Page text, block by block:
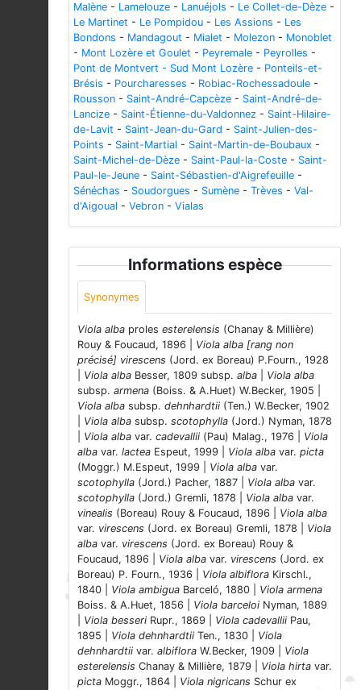
Malène - Lamelouze - Lanuéjols - Le Collet-de-Dèze -
Le Martinet - Le Pompidou - Les Assions - Les
Bondons - Mandagout - Mialet - Molezon - Monoblet
- Mont Lozère et Goulet - Peyremale - Peyrolles -
Pont de Montvert - Sud Mont Lozère - Ponteils-et-
Brésis - Pourcharesses - Robiac-Rochessadoule -
Rousson - Saint-André-Capcèze - Saint-André-de-
Lancize - Saint-Étienne-du-Valdonnez - Saint-Hilaire-
de-Lavit - Saint-Jean-du-Gard - Saint-Julien-des-
Points - Saint-Martial - Saint-Martin-de-Boubaux -
Saint-Michel-de-Dèze - Saint-Paul-la-Coste - Saint-
Paul-le-Jeune - Saint-Sébastien-d'Aigrefeuille -
Sénéchas - Soudorgues - Sumène - Trèves - Val-
d'Aigoual - Vebron - Vialas
Informations espèce
Synonymes
Viola alba proles esterelensis (Chanay & Millière)
Rouy & Foucaud, 1896 | Viola alba [rang non
précisé] virescens (Jord. ex Boreau) P.Fourn., 1928
Viola alba Besser, 1809 subsp. alba
Viola alba
subsp. armena (Boiss. & A.Huet) W.Becker, 1905 |
Viola alba subsp. dehnhardtii (Ten.) W.Becker, 1902
Viola alba subsp. scotophylla (Jord.) Nyman, 1878
Viola alba var. cadevallii (Pau) Malag., 1976 | Viola
alba var. lactea Espeut, 1999 | Viola alba var. picta
(Moggr.) M.Espeut, 1999 | Viola alba var.
scotophylla (Jord.) Pacher, 1887 | Viola alba var.
scotophylla (Jord.) Gremli, 1878 | Viola alba var.
vinealis (Boreau) Rouy & Foucaud, 1896 | Viola alba
var. virescens (Jord. ex Boreau) Gremli, 1878 | Viola
alba var. virescens (Jord. ex Boreau) Rouy &
Foucaud, 1896 | Viola alba var. virescens (Jord. ex
Boreau) P. Fourn., 1936 | Viola albiflora Kirschl.,
1840 | Viola ambigua Barceló, 1880 | Viola armena
Boiss. & A.Huet, 1856 | Viola barceloi Nyman, 1889
Viola besseri Rupr., 1869 | Viola cadevallii Pau,
1895 | Viola dehnhardtii Ten., 1830 | Viola
dehnhardtii var. albiflora W.Becker, 1909 | Viola
esterelensis Chanay & Millière, 1879 | Viola hirta var.
picta Moggr., 1864 | Viola nigricans Schur ex